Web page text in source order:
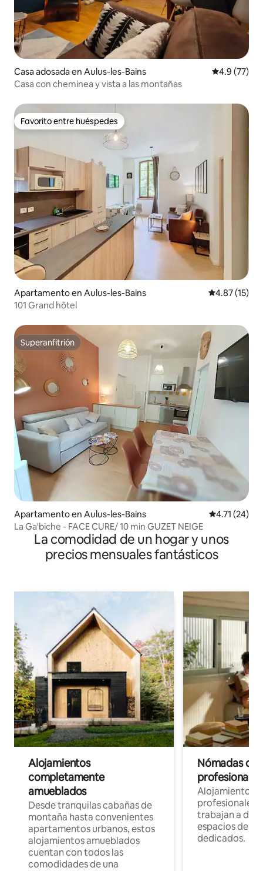
Casa adosada en Aulus-les-Bains Calificación
4.9 (77)
Casa con cheminea y vista a las montañas
Favorito entre huéspedes
Favorito entre huéspedes
Apartamento en Aulus-les-Bains Calificación
4.87 (15)
101 Grand hôtel
Superanfitrión
Superanfitrión
Apartamento en Aulus-les-Bains Calificación
4.71 (24)
La Ga'biche - FACE CURE/ 10 min GUZET NEIGE
La comodidad de un hogar y unos
precios mensuales fantásticos
Alojamientos
completamente
amueblados
Desde tranquilas cabañas de
montaña hasta convenientes
apartamentos urbanos, estos
alojamientos amueblados
cuentan con todos las
comodidades de una
Nómadas
Alojamientos
profesionales
trabajan a
espacios de
dedicados.